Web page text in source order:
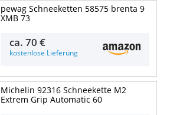
pewag Schneeketten 58575 brenta 9
XMB 73
ca.70 €
kostenlose Lieferung
Michelin 92316 Schneekette M2
Extrem Grip Automatic 60